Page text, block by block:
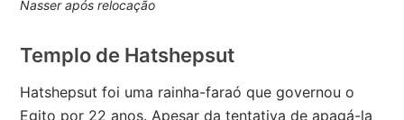
Nasser após relocação
Templo de Hatshepsut
Hatshepsut foi uma rainha-faraó que governou o
Egito por 22 anos. Apesar da tentativa de apagá-la